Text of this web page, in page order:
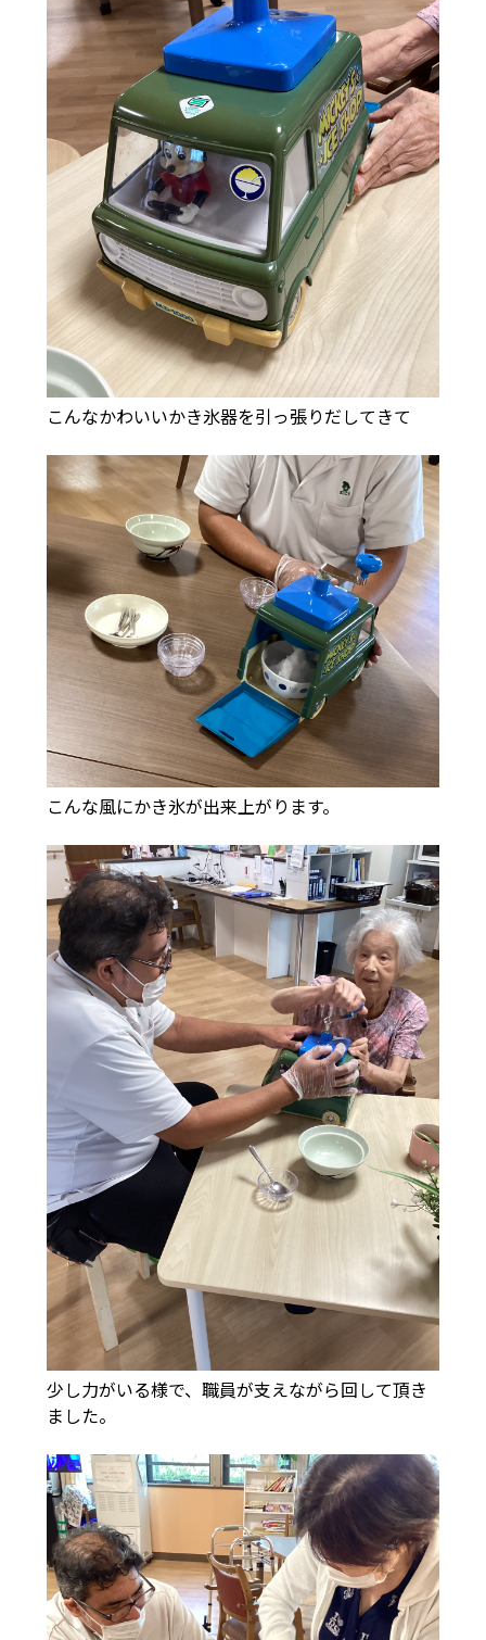
こんなかわいいかき氷器を引っ張りだしてきて
こんな風にかき氷が出来上がります。
少し力がいる様で、職員が支えながら回して頂き
ました。